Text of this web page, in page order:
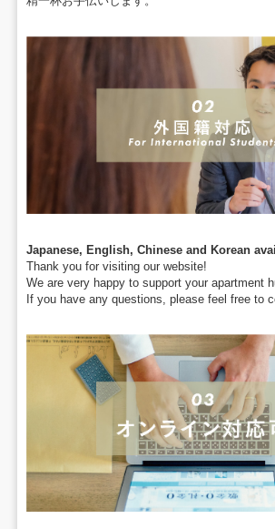
Japanese, English, Chinese and Korean
Thank you for visiting our website!
We are very happy to support your apartment
If you have any questions, please feel free to